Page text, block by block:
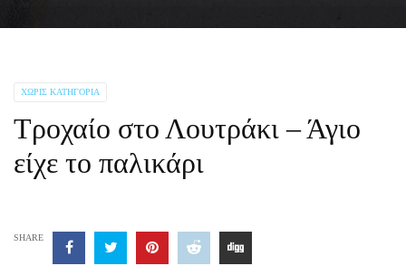
ΧΩΡΊΣ ΚΑΤΗΓΟΡΊΑ
Tροχαίο στο Λουτράκι – Άγιο
είχε το παλικάρι
SHARE